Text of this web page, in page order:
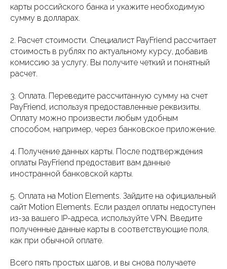
карты российского банка и укажите необходимую
сумму в долларах.
2. Расчет стоимости. Специалист PayFriend рассчитает
стоимость в рублях по актуальному курсу, добавив
комиссию за услугу. Вы получите четкий и понятный
расчет.
3. Оплата. Переведите рассчитанную сумму на счет
PayFriend, используя предоставленные реквизиты.
Оплату можно произвести любым удобным
способом, например, через банковское приложение.
4. Получение данных карты. После подтверждения
оплаты PayFriend предоставит вам данные
иностранной банковской карты.
5. Оплата на Motion Elements. Зайдите на официальный
сайт Motion Elements. Если раздел оплаты недоступен
из-за вашего IP-адреса, используйте VPN. Введите
полученные данные карты в соответствующие поля,
как при обычной оплате.
Всего пять простых шагов, и вы снова получаете